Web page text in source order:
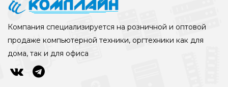
Компания специализируется на розничной и оптовой
продаже компьютерной техники, оргтехники как для
дома, так и для офиса